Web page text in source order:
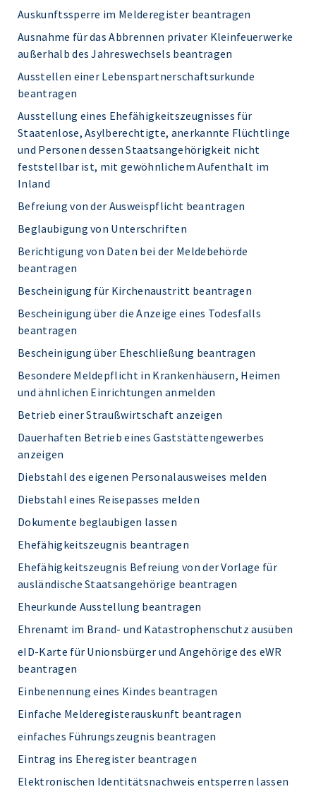
Auskunftssperre im Melderegister beantragen
Ausnahme für das Abbrennen privater Kleinfeuerwerke
außerhalb des Jahreswechsels beantragen
Ausstellen einer Lebenspartnerschaftsurkunde
beantragen
Ausstellung eines Ehefähigkeitszeugnisses für
Staatenlose, Asylberechtigte, anerkannte Flüchtlinge
und Personen dessen Staatsangehörigkeit nicht
feststellbar ist, mit gewöhnlichem Aufenthalt im
Inland
Befreiung von der Ausweispflicht beantragen
Beglaubigung von Unterschriften
Berichtigung von Daten bei der Meldebehörde
beantragen
Bescheinigung für Kirchenaustritt beantragen
Bescheinigung über die Anzeige eines Todesfalls
beantragen
Bescheinigung über Eheschließung beantragen
Besondere Meldepflicht in Krankenhäusern, Heimen
und ähnlichen Einrichtungen anmelden
Betrieb einer Straußwirtschaft anzeigen
Dauerhaften Betrieb eines Gaststättengewerbes
anzeigen
Diebstahl des eigenen Personalausweises melden
Diebstahl eines Reisepasses melden
Dokumente beglaubigen lassen
Ehefähigkeitszeugnis beantragen
Ehefähigkeitszeugnis Befreiung von der Vorlage für
ausländische Staatsangehörige beantragen
Eheurkunde Ausstellung beantragen
Ehrenamt im Brand- und Katastrophenschutz ausüben
eID-Karte für Unionsbürger und Angehörige des eWR
beantragen
Einbenennung eines Kindes beantragen
Einfache Melderegisterauskunft beantragen
einfaches Führungszeugnis beantragen
Eintrag ins Eheregister beantragen
Elektronischen Identitätsnachweis entsperren lassen